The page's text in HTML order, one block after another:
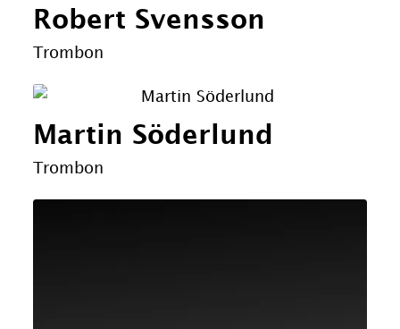
Robert Svensson
Trombon
Martin Söderlund
Trombon